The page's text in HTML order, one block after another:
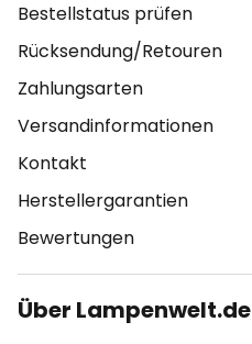
Bestellstatus prüfen
Rücksendung/Retouren
Zahlungsarten
Versandinformationen
Kontakt
Herstellergarantien
Bewertungen
Über Lampenwelt.de